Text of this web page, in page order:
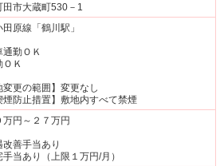
田市大蔵町530－1
原線「鶴川駅」
勤ＯＫ
Ｋ
変更の範囲】変更なし
煙防止措置】敷地内すべて禁煙
万円～２７万円
善手当あり
当あり（上限１万円/月）